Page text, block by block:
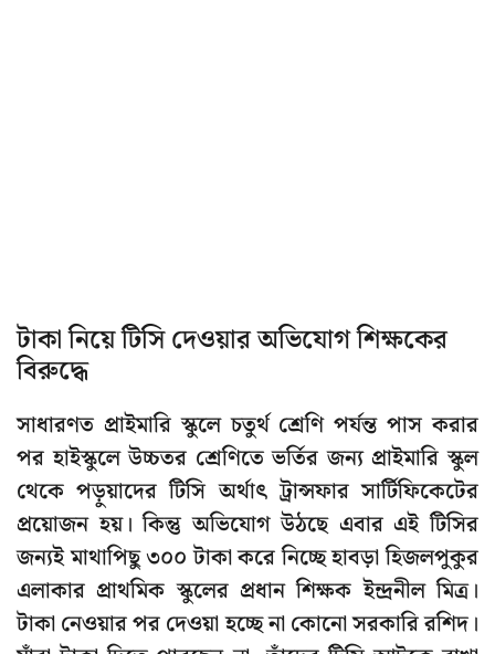
টাকা নিয়ে টিসি দেওয়ার অভিযোগ শিক্ষকের
বিরুদ্ধে
সাধারণত প্রাইমারি স্কুলে চতুর্থ শ্রেণি পর্যন্ত পাস করার
পর হাইস্কুলে উচ্চতর শ্রেণিতে ভর্তির জন্য প্রাইমারি স্কুল
থেকে পড়ুয়াদের টিসি অর্থাৎ ট্রান্সফার সার্টিফিকেটের
প্রয়োজন হয়। কিন্তু অভিযোগ উঠছে এবার এই টিসির
জন্যই মাথাপিছু ৩০০ টাকা করে নিচ্ছে হাবড়া হিজলপুকুর
এলাকার প্রাথমিক স্কুলের প্রধান শিক্ষক ইন্দ্রনীল মিত্র।
টাকা নেওয়ার পর দেওয়া হচ্ছে না কোনো সরকারি রশিদ।